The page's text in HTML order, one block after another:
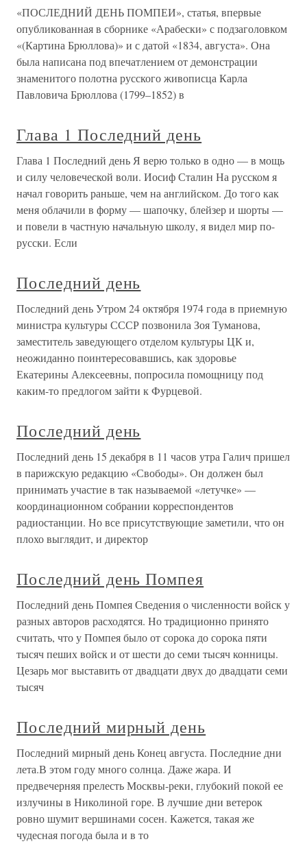
«ПОСЛЕДНИЙ ДЕНЬ ПОМПЕИ», статья, впервые
опубликованная в сборнике «Арабески» с подзаголовком
«(Картина Брюллова)» и с датой «1834, августа». Она
была написана под впечатлением от демонстрации
знаменитого полотна русского живописца Карла
Павловича Брюллова (1799–1852) в
Глава 1 Последний день
Глава 1 Последний день Я верю только в одно — в мощь
и силу человеческой воли. Иосиф Сталин На русском я
начал говорить раньше, чем на английском. До того как
меня облачили в форму — шапочку, блейзер и шорты —
и повели в частную начальную школу, я видел мир по-
русски. Если
Последний день
Последний день Утром 24 октября 1974 года в приемную
министра культуры СССР позвонила Зоя Туманова,
заместитель заведующего отделом культуры ЦК и,
неожиданно поинтересовавшись, как здоровье
Екатерины Алексеевны, попросила помощницу под
каким-то предлогом зайти к Фурцевой.
Последний день
Последний день 15 декабря в 11 часов утра Галич пришел
в парижскую редакцию «Свободы». Он должен был
принимать участие в так называемой «летучке» —
координационном собрании корреспондентов
радиостанции. Но все присутствующие заметили, что он
плохо выглядит, и директор
Последний день Помпея
Последний день Помпея Сведения о численности войск у
разных авторов расходятся. Но традиционно принято
считать, что у Помпея было от сорока до сорока пяти
тысяч пеших войск и от шести до семи тысяч конницы.
Цезарь мог выставить от двадцати двух до двадцати семи
тысяч
Последний мирный день
Последний мирный день Конец августа. Последние дни
лета.В этом году много солнца. Даже жара. И
предвечерняя прелесть Москвы-реки, глубокий покой ее
излучины в Николиной горе. В лучшие дни ветерок
ровно шумит вершинами сосен. Кажется, такая же
чудесная погода была и в то